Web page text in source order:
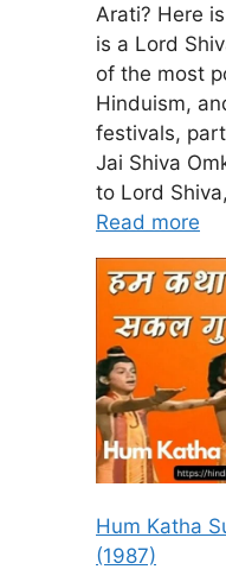
Arati? Here
is a Lord
of the most
Hinduism,
festivals,
Jai Shiva
to Lord
Read more
Hum Katha
(1987)